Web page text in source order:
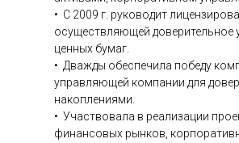
• С 2009 г. руководит
осуществляющей доверительное
ценных бумаг.
• Дважды обеспечила победу
управляющей компании для
накоплениями.
• Участвовала в реализации
финансовых рынков,